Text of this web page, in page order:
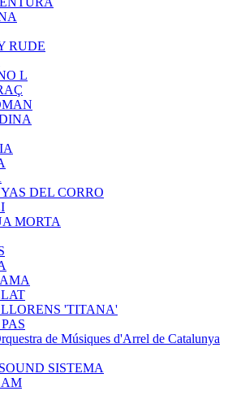
RUDE
L
DEL CORRO
MORTA
'TITANA'
de Músiques d'Arrel de Catalunya
SISTEMA